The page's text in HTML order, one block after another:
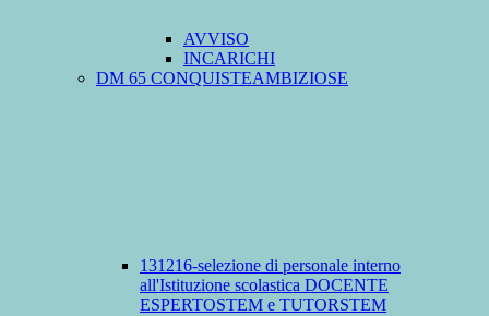
AVVISO
INCARICHI
DM 65 CONQUISTEAMBIZIOSE
131216-selezione di personale interno
all'Istituzione scolastica DOCENTE
ESPERTOSTEM e TUTORSTEM